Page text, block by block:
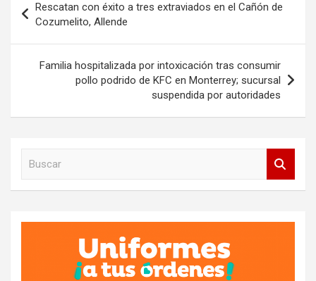
de
entradas
Rescatan con éxito a tres extraviados en el Cañón de
Cozumelito, Allende
Familia hospitalizada por intoxicación tras consumir
pollo podrido de KFC en Monterrey; sucursal
suspendida por autoridades